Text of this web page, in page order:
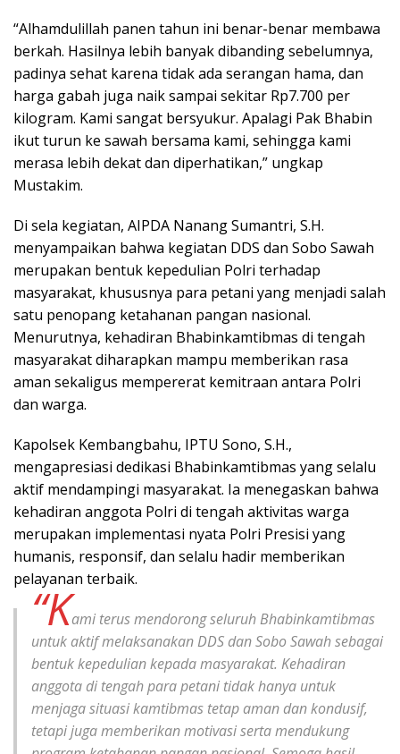
“Alhamdulillah panen tahun ini benar-benar membawa
berkah. Hasilnya lebih banyak dibanding sebelumnya,
padinya sehat karena tidak ada serangan hama, dan
harga gabah juga naik sampai sekitar Rp7.700 per
kilogram. Kami sangat bersyukur. Apalagi Pak Bhabin
ikut turun ke sawah bersama kami, sehingga kami
merasa lebih dekat dan diperhatikan,” ungkap
Mustakim.
Di sela kegiatan, AIPDA Nanang Sumantri, S.H.
menyampaikan bahwa kegiatan DDS dan Sobo Sawah
merupakan bentuk kepedulian Polri terhadap
masyarakat, khususnya para petani yang menjadi salah
satu penopang ketahanan pangan nasional.
Menurutnya, kehadiran Bhabinkamtibmas di tengah
masyarakat diharapkan mampu memberikan rasa
aman sekaligus mempererat kemitraan antara Polri
dan warga.
Kapolsek Kembangbahu, IPTU Sono, S.H.,
mengapresiasi dedikasi Bhabinkamtibmas yang selalu
aktif mendampingi masyarakat. Ia menegaskan bahwa
kehadiran anggota Polri di tengah aktivitas warga
merupakan implementasi nyata Polri Presisi yang
humanis, responsif, dan selalu hadir memberikan
pelayanan terbaik.
“Kami terus mendorong seluruh Bhabinkamtibmas
untuk aktif melaksanakan DDS dan Sobo Sawah sebagai
bentuk kepedulian kepada masyarakat. Kehadiran
anggota di tengah para petani tidak hanya untuk
menjaga situasi kamtibmas tetap aman dan kondusif,
tetapi juga memberikan motivasi serta mendukung